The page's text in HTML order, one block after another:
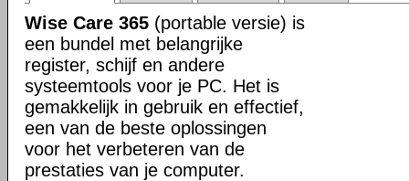
Wise Care 365 (portable versie) is
een bundel met belangrijke
register, schijf en andere
systeemtools voor je PC. Het is
gemakkelijk in gebruik en effectief,
een van de beste oplossingen
voor het verbeteren van de
prestaties van je computer.